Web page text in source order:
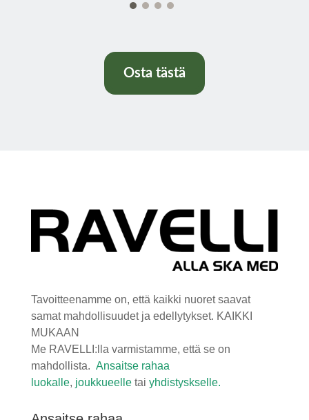
Osta tästä
Tavoitteenamme on, että kaikki nuoret saavat
samat mahdollisuudet ja edellytykset. KAIKKI
MUKAAN
Me RAVELLI:lla varmistamme, että se on
mahdollista. Ansaitse rahaa
luokalle, joukkueelletai yhdistyskselle.